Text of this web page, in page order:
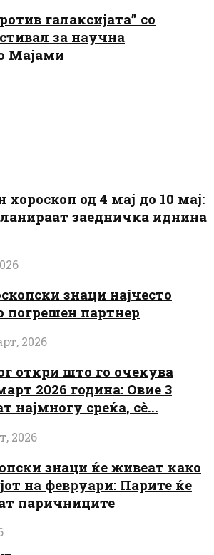
галаксијата” со
за научна
Мајами
хороскоп од 4 мај до 10 мај:
заедничка иднина
знаци најчесто
погрешен партнер
2026
откри што го очекува
2026 година: Овие 3
најмногу среќа, сè...
2026
знаци ќе живеат како
на февруари: Парите ќе
паричниците